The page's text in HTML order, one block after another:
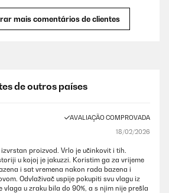
(bien protegido) ya enamora su diseño.
del fabricante, (esperar 2h antes de la 1a
o Tuya es rapida y facil. puesta e
y rapida. controles desde l’app y el mando a
ha llegado con 1 dia de antelación y el
parte de la marca y transporte son precisos.
aparato de la marca para
humedas de 50L muy contentos con la
hay que darle horas de trabajo, pero confio
mais comentários de clientes
de outros países
AVALIAÇÃO COMPROVADA
18/02/2026
proizvod. Vrlo je učinkovit i tih.
u kojoj je jakuzzi. Koristim ga za vrijeme
i sat vremena nakon rada bazena i
Odvlaživač uspije pokupiti svu vlagu iz
vlaga u zraku bila do 90%, a s njim nije prešla